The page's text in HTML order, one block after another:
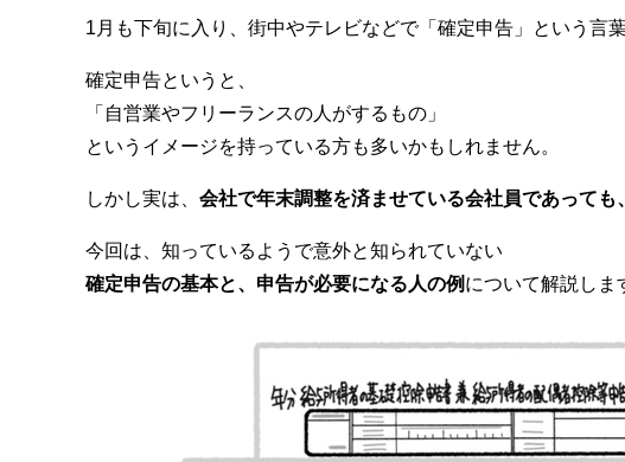
1月も下旬に入り、街中やテレビなどで「確定申告」という言
確定申告というと、
「自営業やフリーランスの人がするもの」
というイメージを持っている方も多いかもしれません。
しかし実は、 会社で年末調整を済ませている会社員であっても
今回は、知っているようで意外と知られていない
確定申告の基本と、申告が必要になる人の例 について解説しま